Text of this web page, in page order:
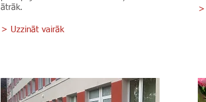
ātrāk.
> Uzzināt vairāk
>